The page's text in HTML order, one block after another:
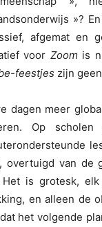
»?
afgemat en
voor Zoom is
feestjes zijn geen
dagen meer
Op
overtuigd van de
is grotesk,
en alleen de
het volgende